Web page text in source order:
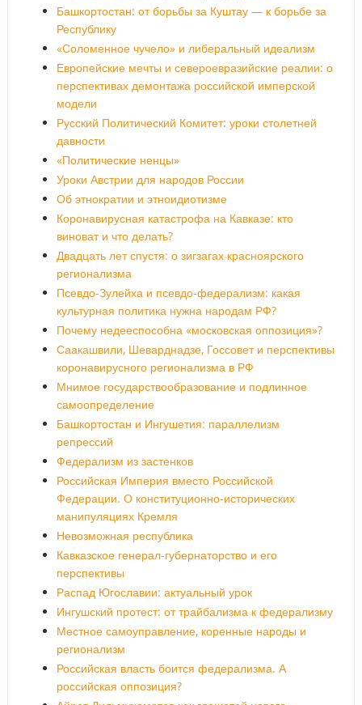
Башкортостан: от борьбы за Куштау — к борьбе за
Республику
«Соломенное чучело» и либеральный идеализм
Европейские мечты и североевразийские реалии: о
перспективах демонтажа российской имперской
модели
Русский Политический Комитет: уроки столетней
давности
«Политические ненцы»
Уроки Австрии для народов России
Об этнократии и этноидиотизме
Коронавирусная катастрофа на Кавказе: кто
виноват и что делать?
Двадцать лет спустя: о зигзагах красноярского
регионализма
Псевдо-Зулейха и псевдо-федерализм: какая
культурная политика нужна народам РФ?
Почему недееспособна «московская оппозиция»?
Саакашвили, Шеварднадзе, Госсовет и перспективы
коронавирусного регионализма в РФ
Мнимое государствообразование и подлинное
самоопределение
Башкортостан и Ингушетия: параллелизм
репрессий
Федерализм из застенков
Российская Империя вместо Российской
Федерации. О конституционно-исторических
манипуляциях Кремля
Невозможная республика
Кавказское генерал-губернаторство и его
перспективы
Распад Югославии: актуальный урок
Ингушский протест: от трайбализма к федерализму
Местное самоуправление, коренные народы и
регионализм
Российская власть боится федерализма. А
российская оппозиция?